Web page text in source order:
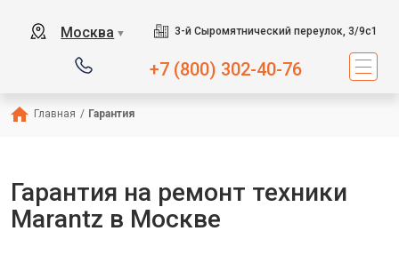
Москва ▼ 3-й Сыромятнический переулок, 3/9с1
+7 (800) 302-40-76
Главная / Гарантия
Гарантия на ремонт техники
Marantz в Москве